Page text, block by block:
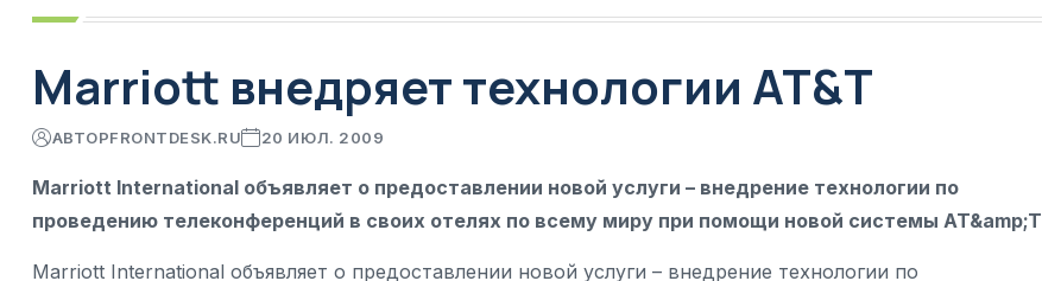
Marriott внедряет технологии AT&T
АВТОРFRONTDESK.RU 20 ИЮЛ. 2009
Marriott International объявляет о предоставлении новой услуги – внедрение технологии по
проведению телеконференций в своих отелях по всему миру при помощи новой системы AT&amp;T
Marriott International объявляет о предоставлении новой услуги – внедрение технологии по